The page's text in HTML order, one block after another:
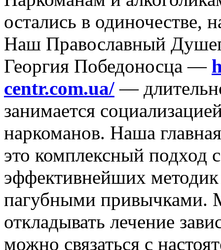
остались в одиночестве,
Наш Православный
Георгия Победоносца —
centr.com.ua/ —
занимается
наркоманов. Наша
это комплексный подход
эффективнейших
пагубными привычками.
откладывать лечение
можно связаться с